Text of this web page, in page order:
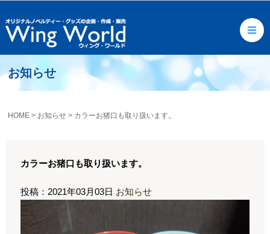
お知らせ
HOME > お知らせ > カラーお猪口も取り扱います。
カラーお猪口も取り扱います。
投稿：2021年03月03日 お知らせ